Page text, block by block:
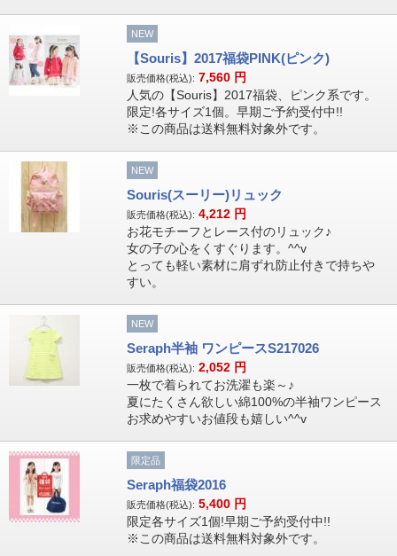
NEW
【Souris】2017福袋PINK(ピンク)
販売価格(税込): 7,560 円
人気の【Souris】2017福袋、ピンク系です。
限定!各サイズ1個。早期ご予約受付中!!
※この商品は送料無料対象外です。
NEW
Souris(スーリー)リュック
販売価格(税込): 4,212 円
お花モチーフとレース付のリュック♪
女の子の心をくすぐります。^^v
とっても軽い素材に肩ずれ防止付きで持ちや
すい。
NEW
Seraph半袖 ワンピースS217026
販売価格(税込): 2,052 円
一枚で着られてお洗濯も楽～♪
夏にたくさん欲しい綿100%の半袖ワンピース
お求めやすいお値段も嬉しい^^v
限定品
Seraph福袋2016
販売価格(税込): 5,400 円
限定各サイズ1個!早期ご予約受付中!!
※この商品は送料無料対象外です。